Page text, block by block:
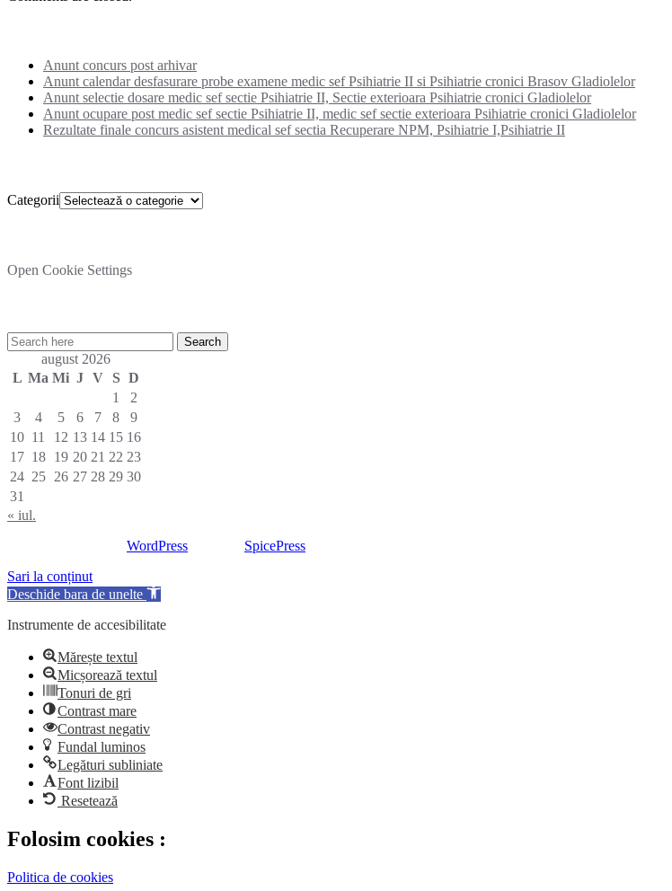
Anunt concurs post arhivar
Anunt calendar desfasurare probe examene medic sef Psihiatrie II si Psihiatrie cronici Brasov Gladiolelor
Anunt selectie dosare medic sef sectie Psihiatrie II, Sectie exterioara Psihiatrie cronici Gladiolelor
Anunt ocupare post medic sef sectie Psihiatrie II, medic sef sectie exterioara Psihiatrie cronici Gladiolelor
Rezultate finale concurs asistent medical sef sectia Recuperare NPM, Psihiatrie I,Psihiatrie II
Categorii
Open Cookie Settings
august 2026
L Ma Mi J V S D
1
2
3
4 5 6 7 8
9
10 11 12 13 14 15 16
17 18 19 20 21 22 23
24 25 26 27 28 29 30
31
« iul.
WordPress SpicePress
Sari la conținut
Deschide bara de unelte
Instrumente de accesibilitate
Mărește textul
Micșorează textul
Tonuri de gri
Contrast mare
Contrast negativ
Fundal luminos
Legături subliniate
Font lizibil
Resetează
Folosim cookies :
Politica de cookies